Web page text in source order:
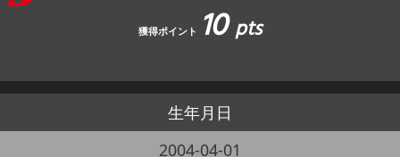
獲得ポイント 10pts
生年月日
2004-04-01